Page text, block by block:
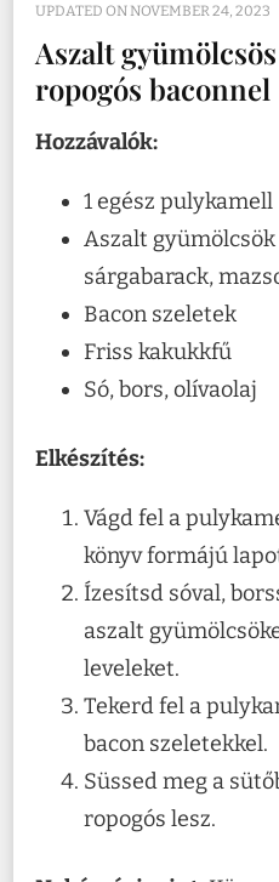
UPDATED ONNOVEMBER 24, 2023
Aszalt
ropogós baconnel
Hozzávalók:
1 egész pulykamell
Aszalt gyümölcsök
sárgabarack,
Bacon szeletek
Friss kakukkfű
Só, bors, olívaolaj
Elkészítés:
Vágd fel a
könyv formájú
Ízesítsd sóval,
aszalt
leveleket.
Tekerd fel a
bacon szeletekkel.
Süssed meg a
ropogós lesz.